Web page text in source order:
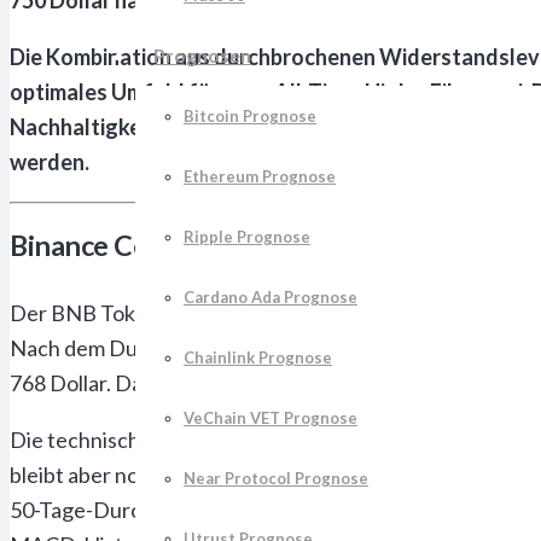
Prognosen
Bitcoin Prognose
Ethereum Prognose
Ripple Prognose
Cardano Ada Prognose
Chainlink Prognose
VeChain VET Prognose
Near Protocol Prognose
Die Kombination aus durchbrochenen
optimales Umfeld für neue All-Time-Highs.
Nachhaltigkeit der aktuellen Bewegung unterstützt.
werden.
Binance Coin durchbricht 750 Dollar –
Der BNB Token hat in der vergangenen Woche eine
Nach dem Durchbruch der 720-Dollar-Marke, die
768 Dollar. Das Handelsvolumen stieg dabei auf über
Die technischen Indikatoren zeigen ein eindeutig
bleibt aber noch unterhalb der kritischen 80-Punkte-
50-Tage-Durchschnitt bei 685 Dollar, der 100-Tage bei